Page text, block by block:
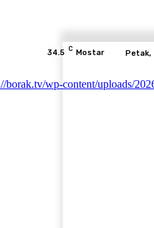
34.5 C Mostar Petak,